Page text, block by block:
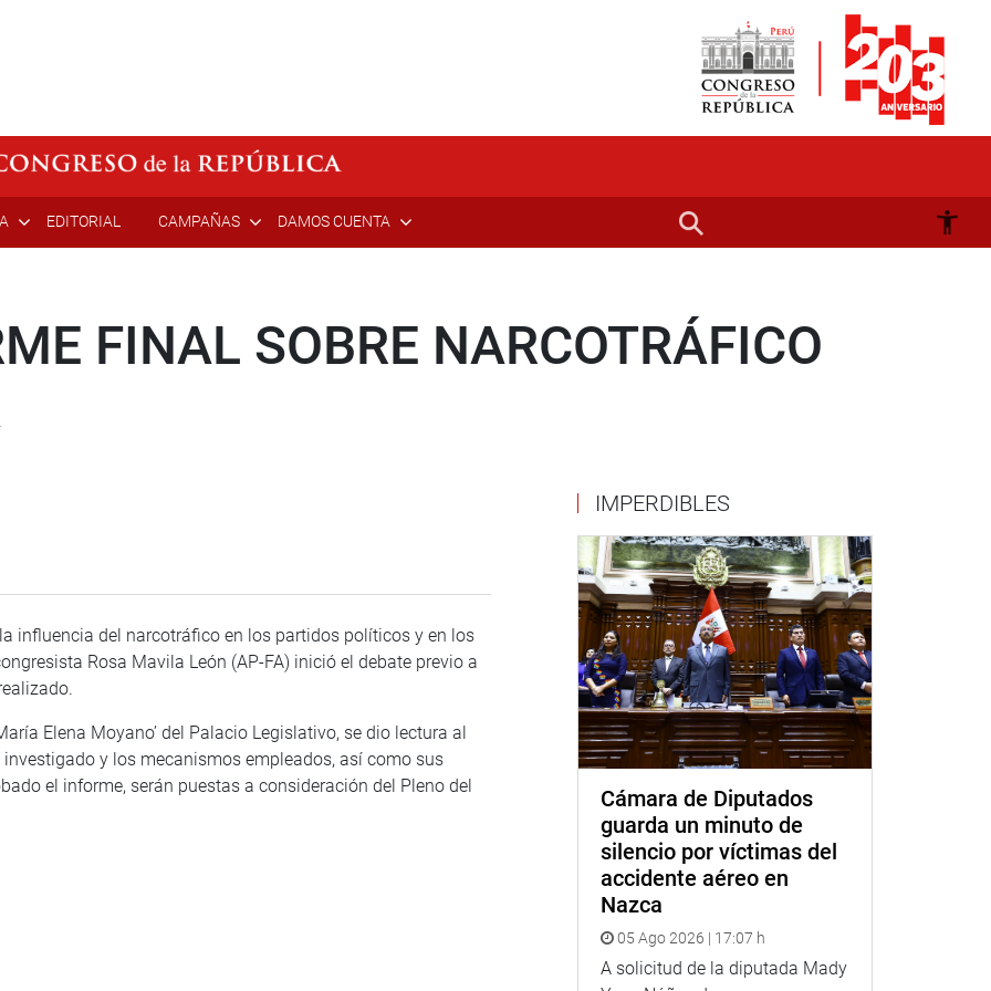
EDITORIAL CAMPAÑAS DAMOS CUENTA
FINAL SOBRE NARCOTRÁFICO
influencia del narcotráfico en los partidos políticos y en los
Rosa Mavila León (AP-FA) inició el debate previo a
Elena Moyano’ del Palacio Legislativo, se dio lectura al
y los mecanismos empleados, así como sus
el informe, serán puestas a consideración del Pleno del
IMPERDIBLES
Cámara de Diputados
guarda un minuto de
silencio por víctimas del
accidente aéreo en
Nazca
05 Ago 2026 | 17:07 h
A solicitud de la diputada Mady